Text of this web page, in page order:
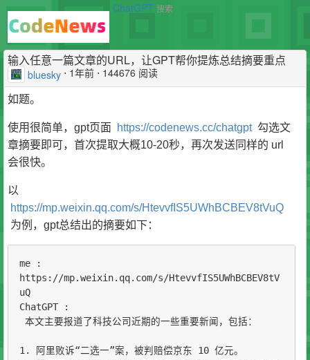
ChatGPT 搜索
输入任意一篇文章的URL，让GPT帮你提炼总结摘要重点
bluesky ⋅ 1年前 ⋅ 144676 阅读
如题。
使用很简单，gpt页面 https://codenews.cc/chatgpt勾选文
章摘要即可，首次提取大概10-20秒，再次发送同样的 url
会很快。
以
https://mp.weixin.qq.com/s/HtevvfIS5UWhBCBEV8tVuQ
为例，gpt总结出的摘要如下：
me :
https://mp.weixin.qq.com/s/HtevvfIS5UWhBCBEV8tV
uQ
ChatGPT :
1. 阿里败诉“二选一”案，被判赔偿京东 10 亿元。